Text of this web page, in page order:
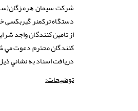
شركت سيمان هرمزگان
دستگاه ترکمنر گیربکسی
از تامین کنندگان واجد
کنندگان محترم دعوت مي
دريافت اسناد به نشاني
توضیحات: